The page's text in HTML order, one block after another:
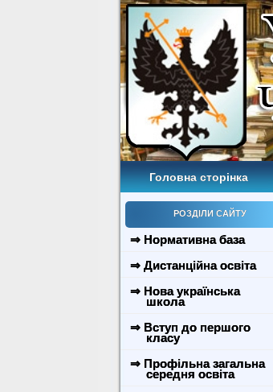
Головна сторінка
РОЗДІЛИ САЙТУ
⇒ Нормативна база
⇒ Дистанційна освіта
⇒ Нова українська
школа
⇒ Вступ до першого
класу
⇒ Профільна загальна
середня освіта